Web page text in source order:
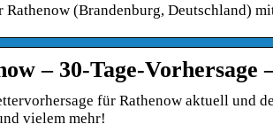
Rathenow (Brandenburg, Deutschland)
– 30-Tage-Vorhersage
für Rathenow aktuell und
vielem mehr!